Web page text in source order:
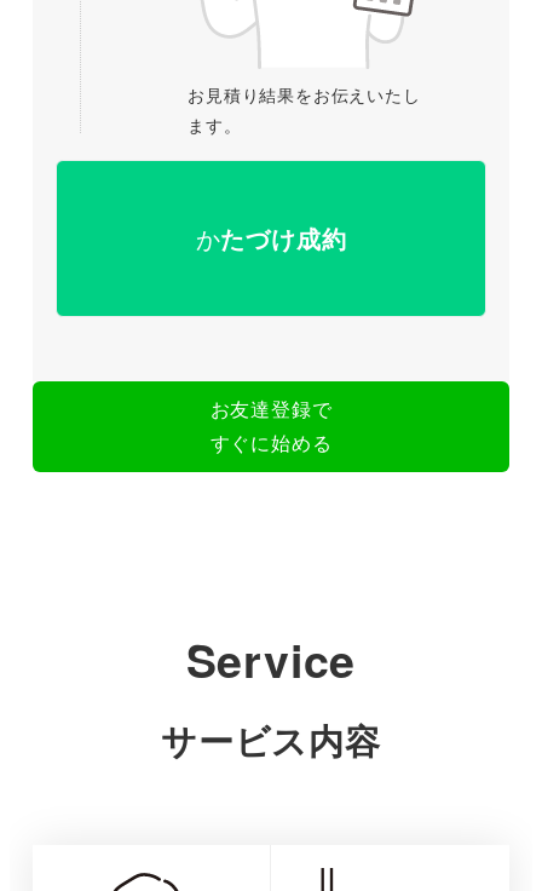
お見積り結果をお伝えいたし
ます。
かたづけ成約
お友達登録で
すぐに始める
Service
サービス内容